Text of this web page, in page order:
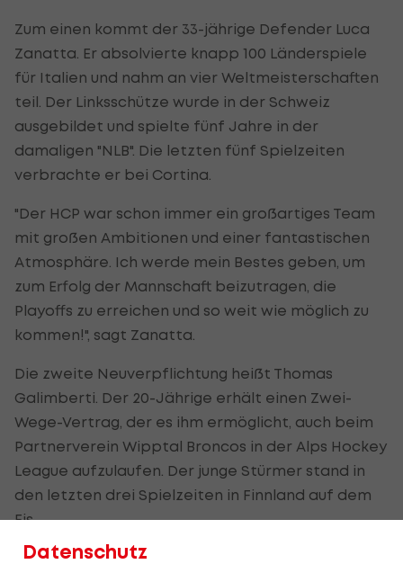
Zum einen kommt der 33-jährige Defender Luca
Zanatta. Er absolvierte knapp 100 Länderspiele
für Italien und nahm an vier Weltmeisterschaften
teil. Der Linksschütze wurde in der Schweiz
ausgebildet und spielte fünf Jahre in der
damaligen "NLB". Die letzten fünf Spielzeiten
verbrachte er bei Cortina.
"Der HCP war schon immer ein großartiges Team
mit großen Ambitionen und einer fantastischen
Atmosphäre. Ich werde mein Bestes geben, um
zum Erfolg der Mannschaft beizutragen, die
Playoffs zu erreichen und so weit wie möglich zu
kommen!", sagt Zanatta.
Die zweite Neuverpflichtung heißt Thomas
Galimberti. Der 20-Jährige erhält einen Zwei-
Wege-Vertrag, der es ihm ermöglicht, auch beim
Partnerverein Wipptal Broncos in der Alps Hockey
League aufzulaufen. Der junge Stürmer stand in
den letzten drei Spielzeiten in Finnland auf dem
Eis.
Datenschutz